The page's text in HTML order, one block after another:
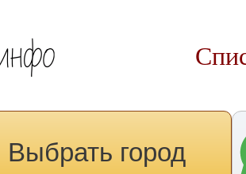
Выбрать город